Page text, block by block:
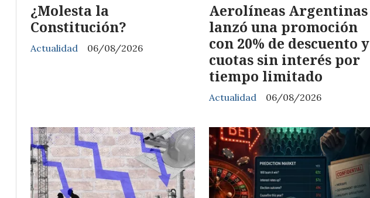
¿Molesta la
Constitución?
Actualidad 06/08/2026
Aerolíneas Argentinas
lanzó una promoción
con 20% de descuento y
cuotas sin interés por
tiempo limitado
Actualidad 06/08/2026